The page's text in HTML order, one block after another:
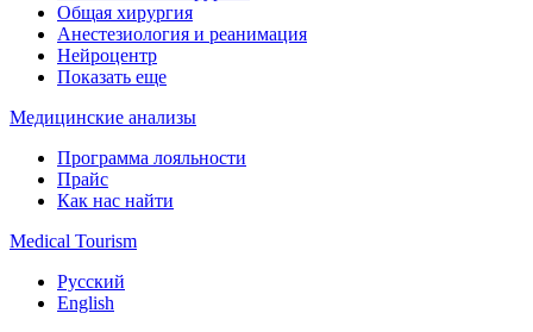
Общая хирургия
Анестезиология и реанимация
Нейроцентр
Показать еще
Медицинские анализы
Программа лояльности
Прайс
Как нас найти
Medical Tourism
Русский
English